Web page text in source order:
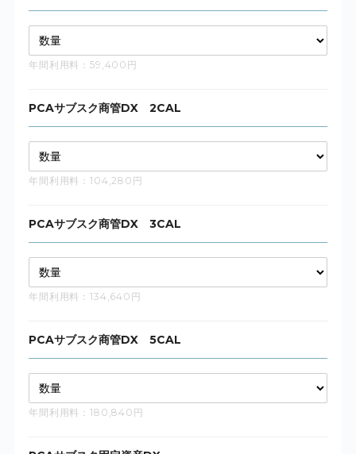
年間利用料：59,400円
PCAサブスク商管DX 2CAL
年間利用料：104,280円
PCAサブスク商管DX 3CAL
年間利用料：134,640円
PCAサブスク商管DX 5CAL
年間利用料：180,840円